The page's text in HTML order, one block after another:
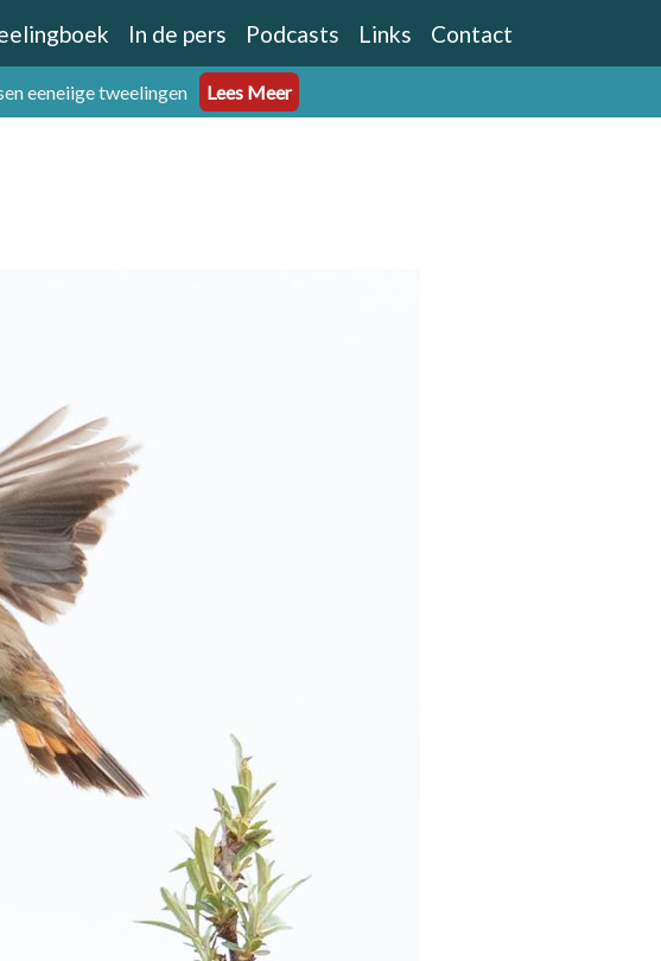
In de pers Podcasts Links Contact
eeneiige tweelingen Lees Meer